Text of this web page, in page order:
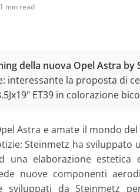
1 min read
della nuova Opel Astra by
interessante la proposta di
ET39 in colorazione
Astra e amate il mondo
Steinmetz ha sviluppato
elaborazione estetica
nuove componenti
sviluppati da Steinmetz